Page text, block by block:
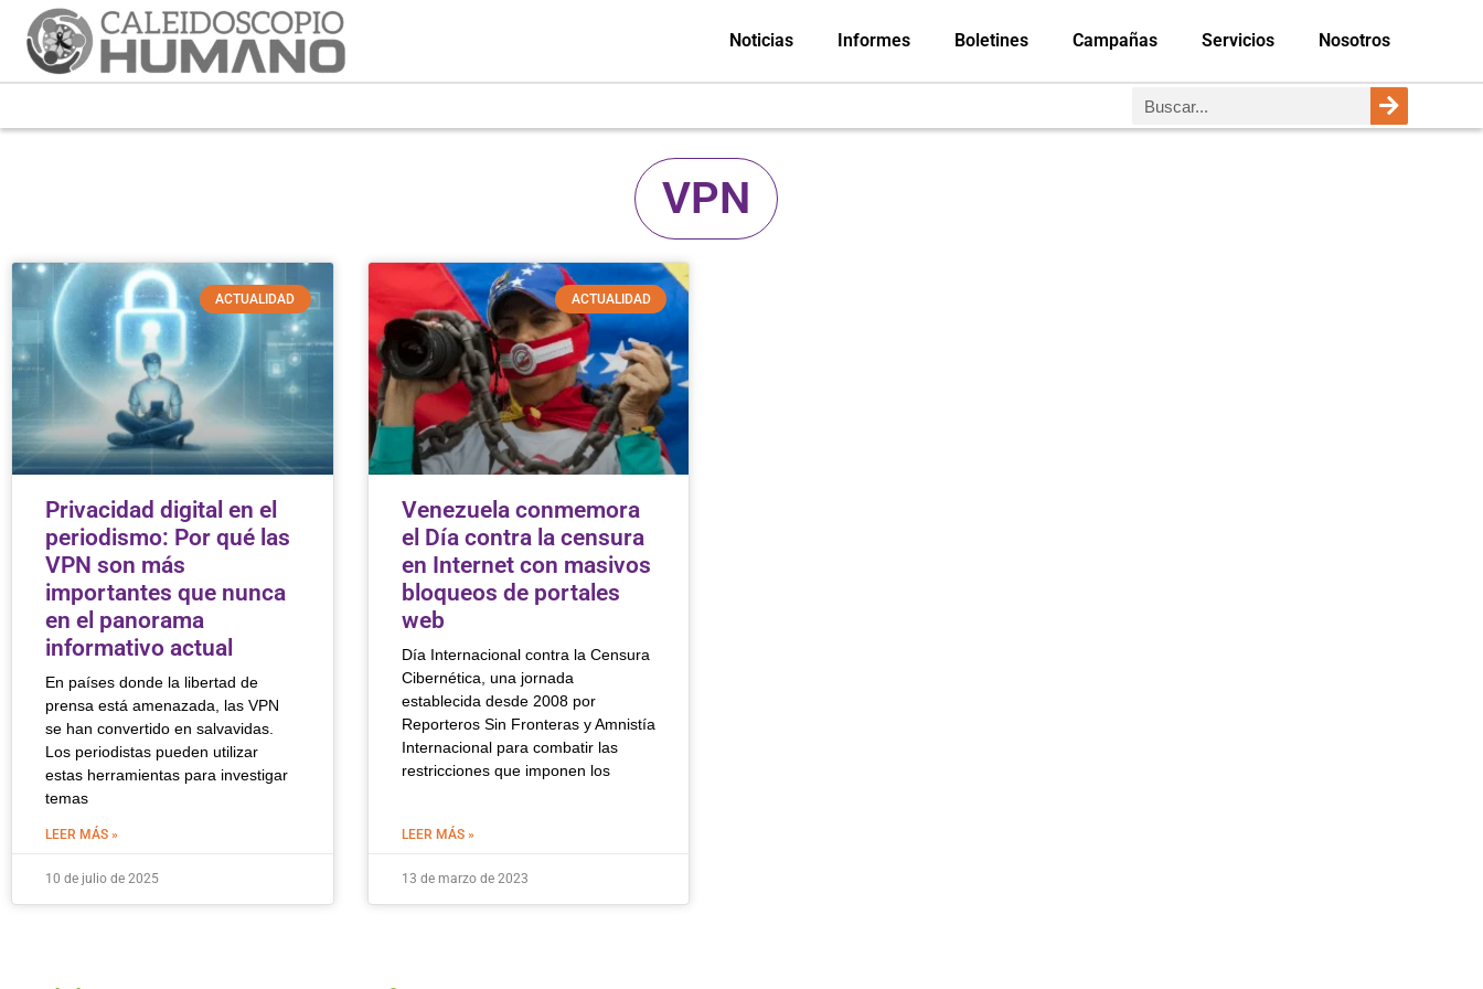
Noticias Informes Boletines Campañas Servicios Nosotros
VPN
ACTUALIDAD
Privacidad digital en el
periodismo: Por qué las
VPN son más
importantes que nunca
en el panorama
informativo actual
En países donde la libertad de
prensa está amenazada, las VPN
se han convertido en salvavidas.
Los periodistas pueden utilizar
estas herramientas para investigar
temas
LEER MÁS »
10 de julio de 2025
ACTUALIDAD
Venezuela conmemora
el Día contra la censura
en Internet con masivos
bloqueos de portales
web
Día Internacional contra la Censura
Cibernética, una jornada
establecida desde 2008 por
Reporteros Sin Fronteras y Amnistía
Internacional para combatir las
restricciones que imponen los
LEER MÁS »
13 de marzo de 2023